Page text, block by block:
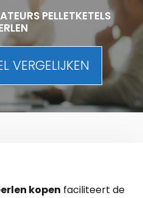
PELLETKETELS
VERGELIJKEN
kopen faciliteert de